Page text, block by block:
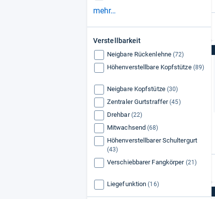
mehr…
Verstellbarkeit
Neigbare Rückenlehne (72)
Höhenverstellbare Kopfstütze (89)
Neigbare Kopfstütze (30)
Zentraler Gurtstraffer (45)
Drehbar (22)
Mitwachsend (68)
Höhenverstellbarer Schultergurt
(43)
Verschiebbarer Fangkörper (21)
Liegefunktion (16)